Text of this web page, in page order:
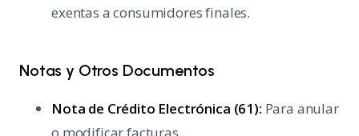
exentas a consumidores finales.
Notas y Otros Documentos
Nota de Crédito Electrónica (61): Para anular